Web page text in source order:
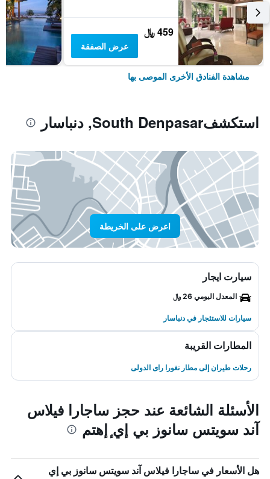
459 ﷼
عرض الصفقة
مشاهدة الفنادق الأخرى الموصى بها
استكشفSouth Denpasar, دنباسار
اعرض على الخريطة
سيارت ايجار
المعدل اليومي 26 ﷼
سيارات للاستئجار في دنباسار
المطارات القريبة
رحلات طيران إلى مطار نغورا راى الدولى
الأسئلة الشائعة عند حجز ساجارا فيلاس
آند سويتس سانوز بي إي ٕإهتم
هل الأسعار في ساجارا فيلاس آند سويتس سانوز بي إي